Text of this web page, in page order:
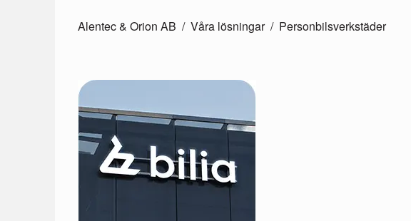
Alentec & Orion AB Våra lösningar Personbilsverkstäder